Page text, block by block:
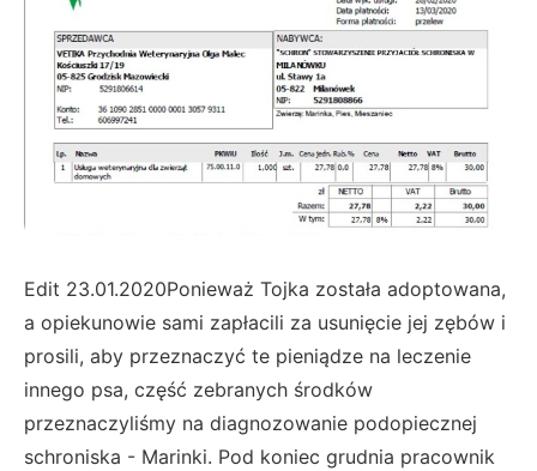
Edit 23.01.2020Ponieważ Tojka została adoptowana,
a opiekunowie sami zapłacili za usunięcie jej zębów i
prosili, aby przeznaczyć te pieniądze na leczenie
innego psa, część zebranych środków
przeznaczyliśmy na diagnozowanie podopiecznej
schroniska - Marinki. Pod koniec grudnia pracownik